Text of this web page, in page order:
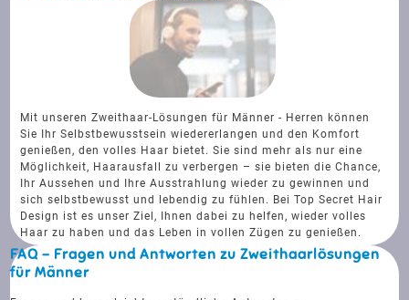
Mit unseren Zweithaar-Lösungen für Männer - Herren können
Sie Ihr Selbstbewusstsein wiedererlangen und den Komfort
genießen, den volles Haar bietet. Sie sind mehr als nur eine
Möglichkeit, Haarausfall zu verbergen – sie bieten die Chance,
Ihr Aussehen und Ihre Ausstrahlung wieder zu gewinnen und
sich selbstbewusst und lebendig zu fühlen. Bei Top Secret Hair
Design ist es unser Ziel, Ihnen dabei zu helfen, wieder volles
Haar zu haben und das Leben in vollen Zügen zu genießen.
FAQ - Fragen und Antworten zu Zweithaarlösungen
für Männer